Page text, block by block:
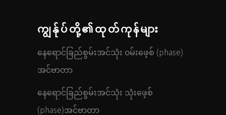
ကျွန်ုပ်တို့၏ထုတ်ကုန်များ
နေရောင်ခြည်စွမ်းအင်သုံး ၀မ်းဖေ့စ် (phase)
အင်ဗာတာ
နေရောင်ခြည်စွမ်းအင်သုံး သုံးဖေ့စ်
(phase)အင်ဗာတာ